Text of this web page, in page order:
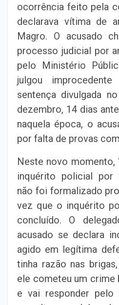
ocorrência feito pela
declarava vítima de
Magro. O acusado
processo judicial por
pelo Ministério
julgou
sentença divulgada
dezembro, 14 dias
naquela época, o
por falta de provas
Neste novo momento,
inquérito policial por
não foi formalizado
vez que o inquérito
concluído. O
acusado se declara
agido em legítima
tinha razão nas
ele cometeu um crime
e vai responder pelo